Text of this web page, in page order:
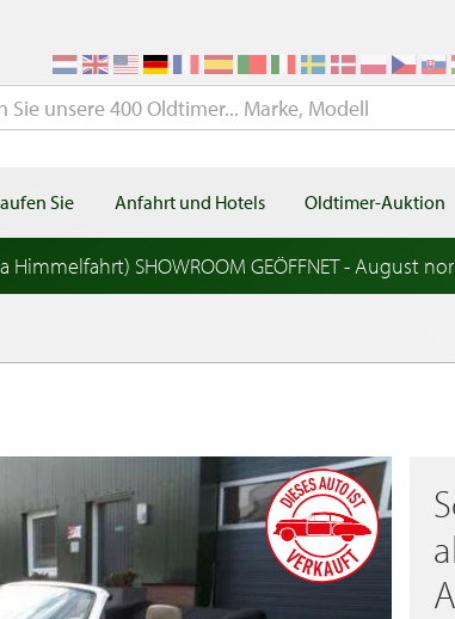
Sie Anfahrt und Hotels Oldtimer-Auktion
Himmelfahrt) SHOWROOM GEÖFFNET - August